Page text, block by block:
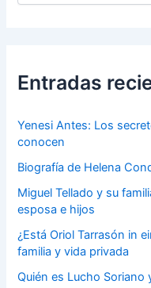
Entradas
Yenesi Antes: Los
conocen
Biografía de Helena
Miguel Tellado y su
esposa e hijos
¿Está Oriol Tarrasón in
familia y vida privada
Quién es Lucho Soriano